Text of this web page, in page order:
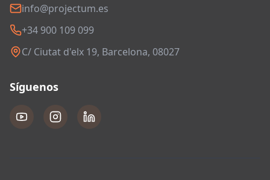
info@projectum.es
+34 900 109 099
C/ Ciutat d'elx 19, Barcelona, 08027
Síguenos